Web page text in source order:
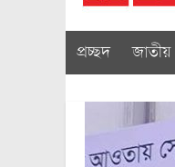
প্রচ্ছদ জাতীয়